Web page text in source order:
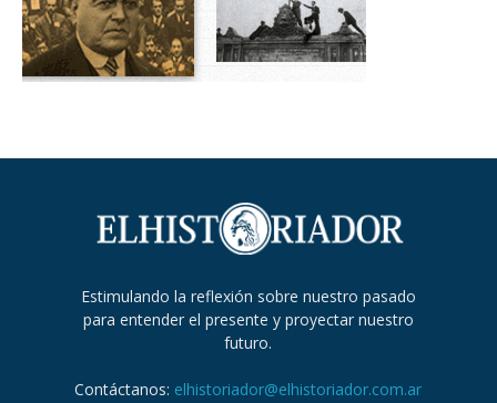
Estimulando la reflexión sobre nuestro pasado
para entender el presente y proyectar nuestro
futuro.
Contáctanos: elhistoriador@elhistoriador.com.ar